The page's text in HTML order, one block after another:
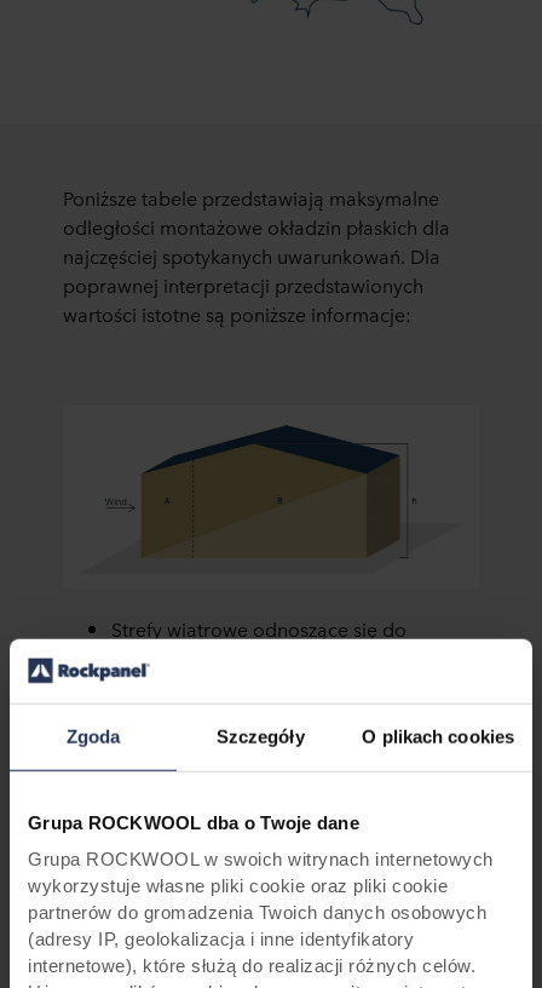
Zgoda Szczegóły O plikach cookies
Grupa ROCKWOOL dba o Twoje dane
Grupa ROCKWOOL w swoich witrynach internetowych
wykorzystuje własne pliki cookie oraz pliki cookie
partnerów do gromadzenia Twoich danych osobowych
(adresy IP, geolokalizacja i inne identyfikatory
internetowe), które służą do realizacji różnych celów.
Poniższe tabele przedstawiają maksymalne
odległości montażowe okładzin płaskich dla
najczęściej spotykanych uwarunkowań. Dla
poprawnej interpretacji przedstawionych
wartości istotne są poniższe informacje:
Strefy wiatrowe odnoszące się do
wartości charakterystycznych
oddziaływania wiatru: Dla poprawnego
posłużyć poniższa mapką, na której
zaznaczone są przybliżone granice stref
Wysokość nad poziomem morza:
Położenie na wysokości powyżej 300 m
nad poziomem morza należy uwzględnić
w obliczeniach w przypadku obszarów
znajdujących się w 1 lub 3 strefie
wiatrowej.